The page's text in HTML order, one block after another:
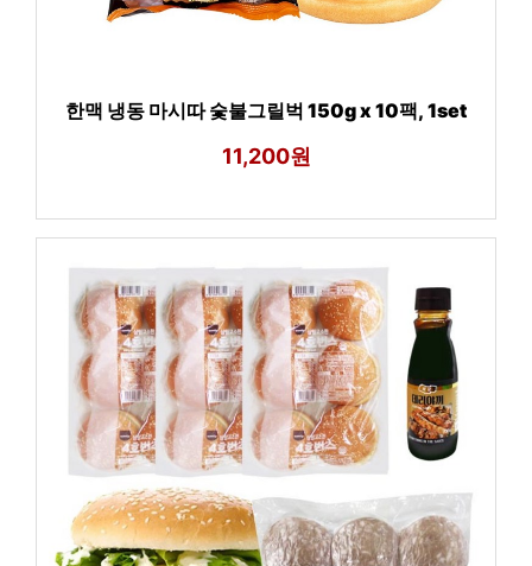
한맥 냉동 마시따 숯불그릴벅 150g x 10팩, 1set
11,200원